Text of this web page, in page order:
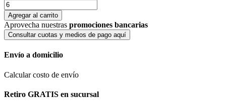
Agregar al carrito
Aprovecha nuestras promociones bancarias
Consultar cuotas y medios de pago aquí
Envío a domicilio
Calcular costo de envío
Retiro GRATIS en sucursal